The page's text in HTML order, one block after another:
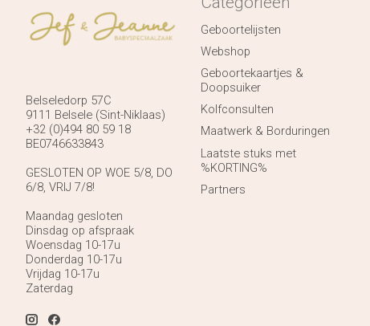
Belseledorp 57C
9111 Belsele (Sint-Niklaas)
+32 (0)494 80 59 18
BE0746633843
GESLOTEN OP WOE 5/8, DO
6/8, VRIJ 7/8!
Maandag gesloten
Dinsdag op afspraak
Woensdag 10-17u
Donderdag 10-17u
Vrijdag 10-17u
Zaterdag
Geboortelijsten
Webshop
Geboortekaartjes &
Doopsuiker
Kolfconsulten
Maatwerk & Borduringen
Laatste stuks met
%KORTING%
Partners